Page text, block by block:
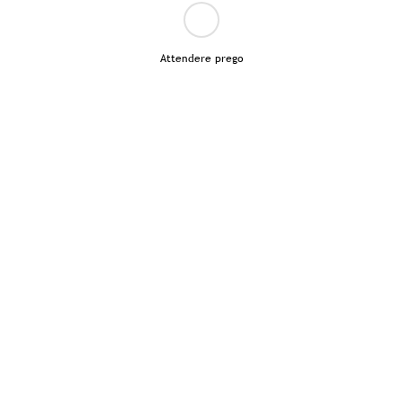
Attendere prego